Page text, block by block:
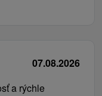
07.08.2026
a rýchle